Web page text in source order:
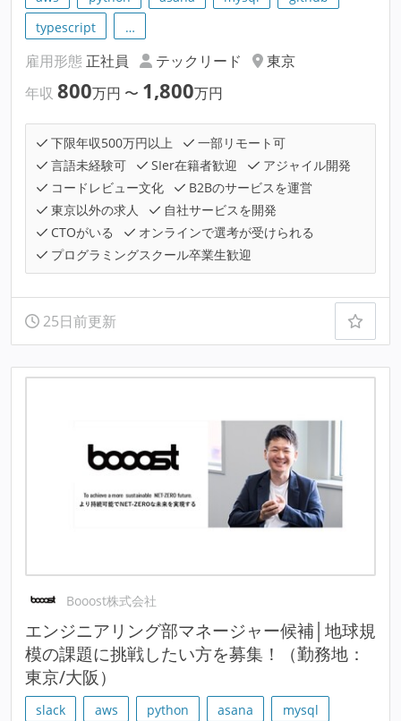
typescript
…
雇用形態 正社員 テックリード
東京
年収 800万円 〜 1,800万円
下限年収500万円以上
一部リモート可
言語未経験可
SIer在籍者歓迎
アジャイル開発
コードレビュー文化
B2Bのサービスを運営
東京以外の求人
自社サービスを開発
CTOがいる
オンラインで選考が受けられる
プログラミングスクール卒業生歓迎
25日前更新
Booost株式会社
エンジニアリング部マネージャー候補│地球規
模の課題に挑戦したい方を募集！（勤務地：
東京/大阪）
slack aws python asana
mysql